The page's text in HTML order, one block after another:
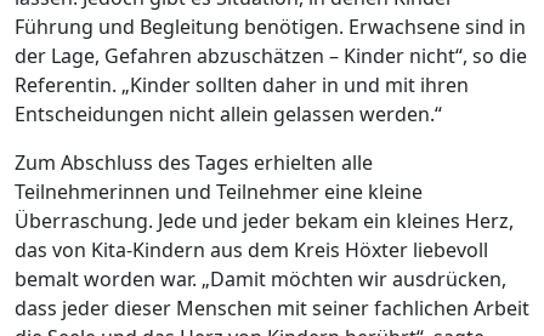
Führung und Begleitung benötigen. Erwachsene sind in
der Lage, Gefahren abzuschätzen – Kinder nicht“, so die
Referentin. „Kinder sollten daher in und mit ihren
Entscheidungen nicht allein gelassen werden.“
Zum Abschluss des Tages erhielten alle
Teilnehmerinnen und Teilnehmer eine kleine
Überraschung. Jede und jeder bekam ein kleines Herz,
das von Kita-Kindern aus dem Kreis Höxter liebevoll
bemalt worden war. „Damit möchten wir ausdrücken,
dass jeder dieser Menschen mit seiner fachlichen Arbeit